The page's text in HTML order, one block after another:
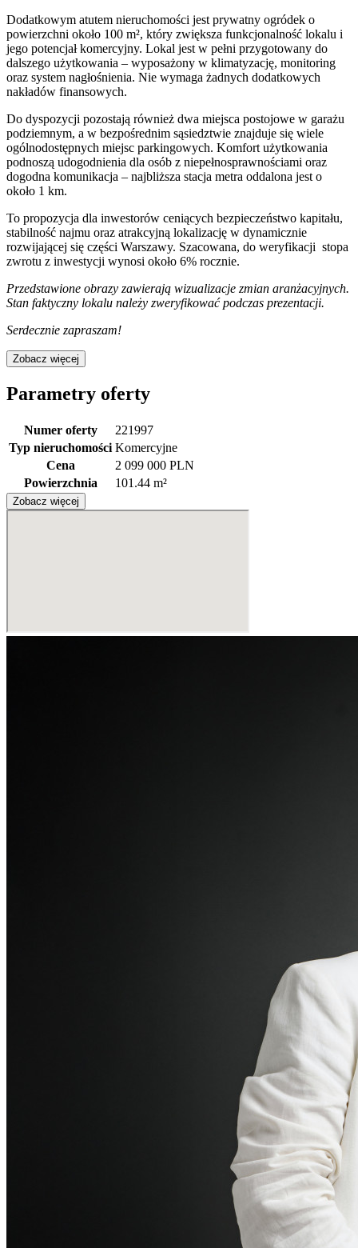
Dodatkowym atutem nieruchomości jest prywatny ogródek o
powierzchni około 100 m², który zwiększa funkcjonalność lokalu i
jego potencjał komercyjny. Lokal jest w pełni przygotowany do
dalszego użytkowania – wyposażony w klimatyzację, monitoring
oraz system nagłośnienia. Nie wymaga żadnych dodatkowych
nakładów finansowych.
Do dyspozycji pozostają również dwa miejsca postojowe w garażu
podziemnym, a w bezpośrednim sąsiedztwie znajduje się wiele
ogólnodostępnych miejsc parkingowych. Komfort użytkowania
podnoszą udogodnienia dla osób z niepełnosprawnościami oraz
dogodna komunikacja – najbliższa stacja metra oddalona jest o
około 1 km.
To propozycja dla inwestorów ceniących bezpieczeństwo kapitału,
stabilność najmu oraz atrakcyjną lokalizację w dynamicznie
rozwijającej się części Warszawy. Szacowana, do weryfikacji stopa
zwrotu z inwestycji wynosi około 6% rocznie.
Przedstawione obrazy zawierają wizualizacje zmian aranżacyjnych.
Stan faktyczny lokalu należy zweryfikować podczas prezentacji.
Serdecznie zapraszam!
Zobacz więcej
Parametry oferty
Numer oferty
221997
Typ nieruchomości Komercyjne
Cena
2 099 000 PLN
Powierzchnia
101.44 m²
Zobacz więcej